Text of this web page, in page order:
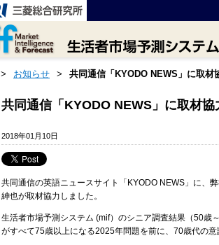
> お知らせ > 共同通信「KYODO NEWS」に取材
共同通信「KYODO NEWS」に取材協
2018年01月10日
共同通信の英語ニュースサイト「KYODO NEWS」に、
紳也が取材協力しました。
生活者市場予測システム (mif）のシニア調査結果（50歳
がすべて75歳以上になる2025年問題を前に、70歳代の